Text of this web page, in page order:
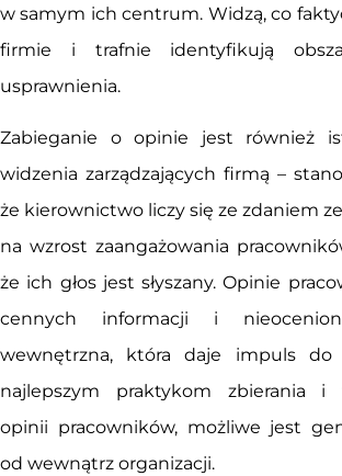
w samym ich centrum. Widzą, co
firmie i trafnie identyfikują
usprawnienia.
Zabieganie o opinie jest również
widzenia zarządzających firmą –
że kierownictwo liczy się ze zdaniem
na wzrost zaangażowania
że ich głos jest słyszany. Opinie
cennych informacji i
wewnętrzna, która daje impuls do
najlepszym praktykom zbierania i
opinii pracowników, możliwe jest
od wewnątrz organizacji.